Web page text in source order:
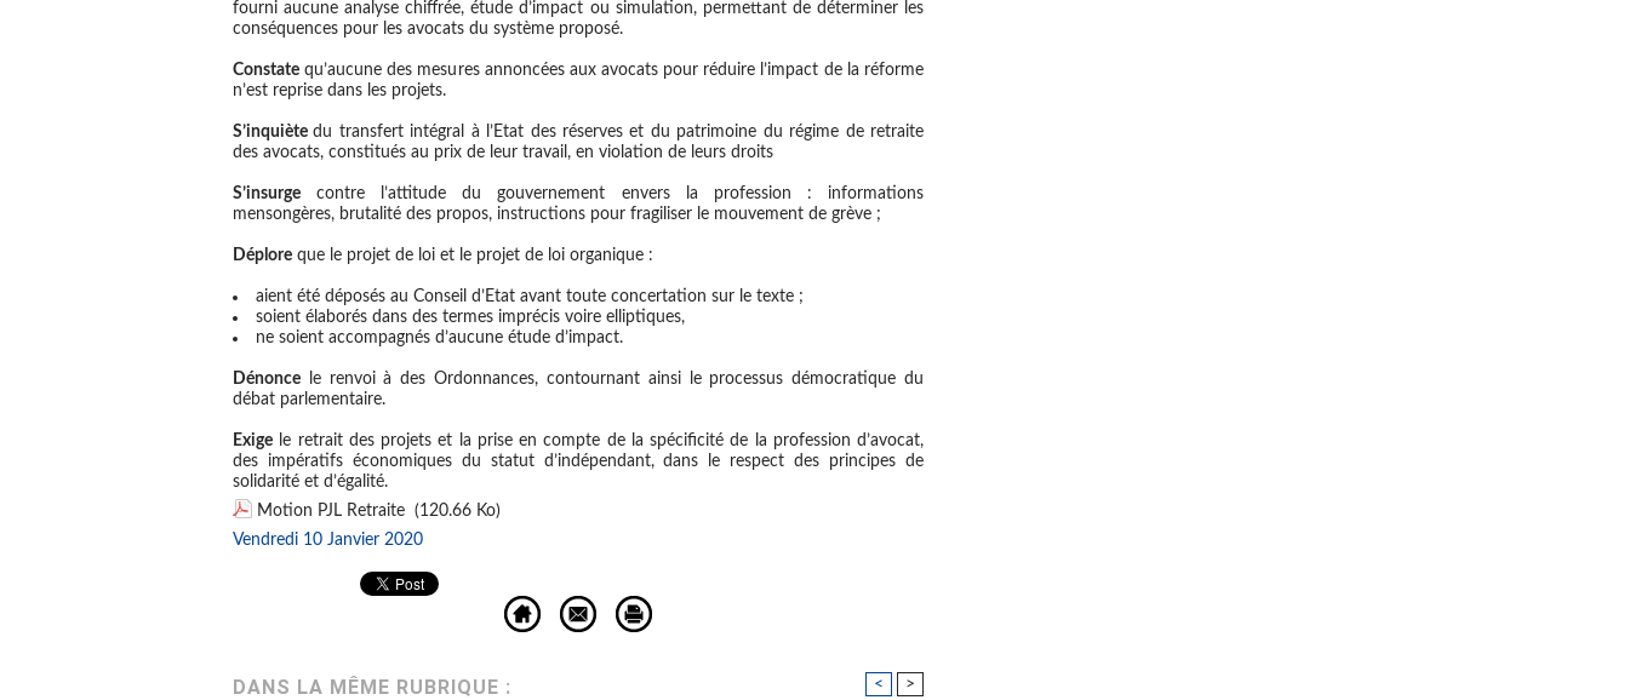
fourni aucune analyse chiffrée, étude d’impact ou simulation, permettant de déterminer les
conséquences pour les avocats du système proposé.
Constate qu’aucune des mesures annoncées aux avocats pour réduire l’impact de la réforme
n’est reprise dans les projets.
S’inquiètedu transfert intégral à l’Etat des réserves et du patrimoine du régime de retraite
des avocats, constitués au prix de leur travail, en violation de leurs droits
S’insurge contre l’attitude du gouvernement envers la profession : informations
mensongères, brutalité des propos, instructions pour fragiliser le mouvement de grève ;
Déplore que le projet de loi et le projet de loi organique :
aient été déposés au Conseil d’Etat avant toute concertation sur le texte ;
soient élaborés dans des termes imprécis voire elliptiques,
ne soient accompagnés d’aucune étude d’impact.
Dénonce le renvoi à des Ordonnances, contournant ainsi le processus démocratique du
débat parlementaire.
Exige le retrait des projets et la prise en compte de la spécificité de la profession d’avocat,
des impératifs économiques du statut d’indépendant, dans le respect des principes de
solidarité et d’égalité.
Motion PJL Retraite (120.66 Ko)
Vendredi 10 Janvier 2020
DANS LA MÊME RUBRIQUE : < >